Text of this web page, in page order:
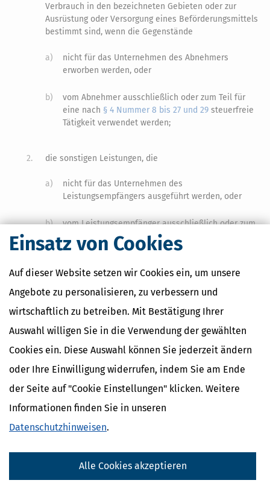
Einsatz von Cookies
Auf dieser Website setzen wir Cookies ein, um unsere
Angebote zu personalisieren, zu verbessern und
wirtschaftlich zu betreiben. Mit Bestätigung Ihrer
Auswahl willigen Sie in die Verwendung der gewählten
Cookies ein. Diese Auswahl können Sie jederzeit ändern
oder Ihre Einwilligung widerrufen, indem Sie am Ende
der Seite auf "Cookie Einstellungen" klicken. Weitere
Informationen finden Sie in unseren
Datenschutzhinweisen.
Alle Cookies akzeptieren
Verbrauch in den bezeichneten Gebieten oder zur
Ausrüstung oder Versorgung eines Beförderungsmittels
bestimmt sind, wenn die Gegenstände
a)
nicht für das Unternehmen des Abnehmers
erworben werden, oder
b)
vom Abnehmer ausschließlich oder zum Teil für
eine nach § 4 Nummer 8 bis 27 und 29 steuerfreie
Tätigkeit verwendet werden;
2. die sonstigen Leistungen, die
a)
nicht für das Unternehmen des
Leistungsempfängers ausgeführt werden, oder
b)
vom Leistungsempfänger ausschließlich oder zum
Teil für eine nach
§ 4 Nummer 8 bis 27 und 29
steuerfreie Tätigkeit verwendet werden;
sonstigen Leistungen im Sinne des§ 3 Abs. 9a
die Lieferungen von Gegenständen, die sich im
Zeitpunkt der Lieferung
Veredelungsverkehr oder in einer zollamtlich
besonders zugelassenen Freihafenlagerung oder
b)
einfuhrumsatzsteuerrechtlich im freien Verkehr
befinden;
die sonstigen Leistungen, die im Rahmen eines